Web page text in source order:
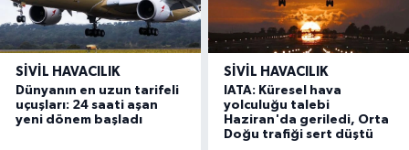
SIVIL HAVACILIK
Dünyanın en uzun tarifeli
uçuşları: 24 saati aşan
yeni dönem başladı
SIVIL HAVACILIK
IATA: Küresel hava
yolculuğu talebi
Haziran'da geriledi, Orta
Doğu trafiği sert düştü